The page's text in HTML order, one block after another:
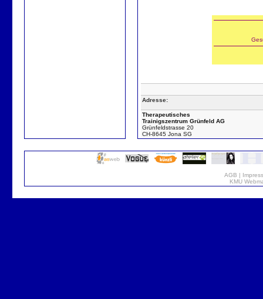
Adresse:
Therapeutisches
Trainigszentrum Grünfeld AG
Grünfeldstrasse 20
CH-8645 Jona SG
AGB |
KMU